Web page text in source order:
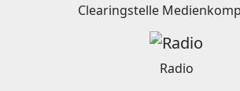
Clearingstelle
Radio